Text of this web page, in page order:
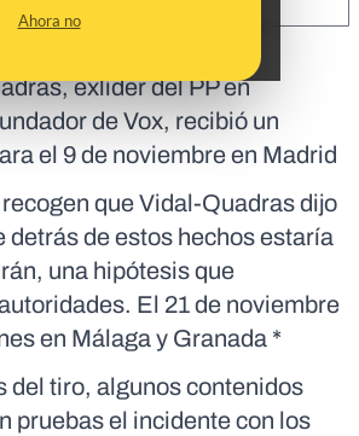
Ahora no
exlíder del PP en
de Vox, recibió un
el 9 de noviembre en Madrid
que Vidal-Quadras dijo
detrás de estos hechos estaría
una hipótesis que
El 21 de noviembre
en Málaga y Granada *
del tiro, algunos contenidos
pruebas el incidente con los